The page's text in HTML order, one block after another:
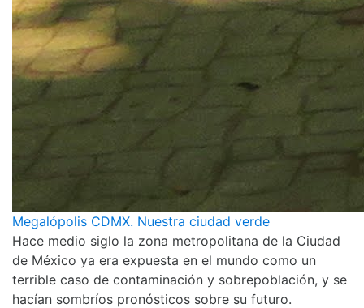
Megalópolis CDMX. Nuestra ciudad verde
Hace medio siglo la zona metropolitana de la Ciudad
de México ya era expuesta en el mundo como un
terrible caso de contaminación y sobrepoblación, y se
hacían sombríos pronósticos sobre su futuro.